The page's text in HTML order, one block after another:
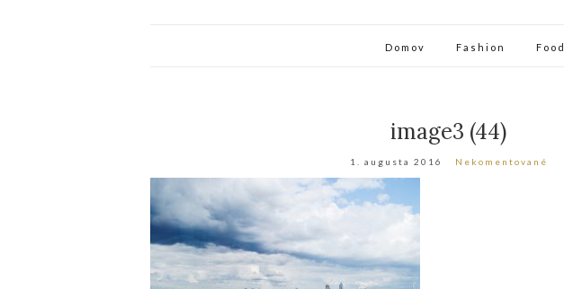
Domov Fashion Food
image3 (44)
1. augusta 2016 Nekomentované